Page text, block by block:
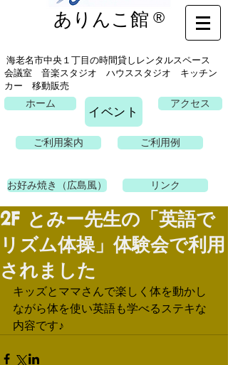
ありんこ館 ®
海老名市中央１丁目の時間貸しレンタルスペース
会議室 音楽スタジオ ハウススタジオ キッチン
カー 移動販売
ホーム
イベント
アクセス
ご利用案内 ご利用例
お好み焼き（広島風） リンク
2F とみー先生の「英語で
リズム体操」体験会で利用
されました
キッズとママさんで楽しく体を動かし
ながら体を使い英語も学べるステキな
内容です♪